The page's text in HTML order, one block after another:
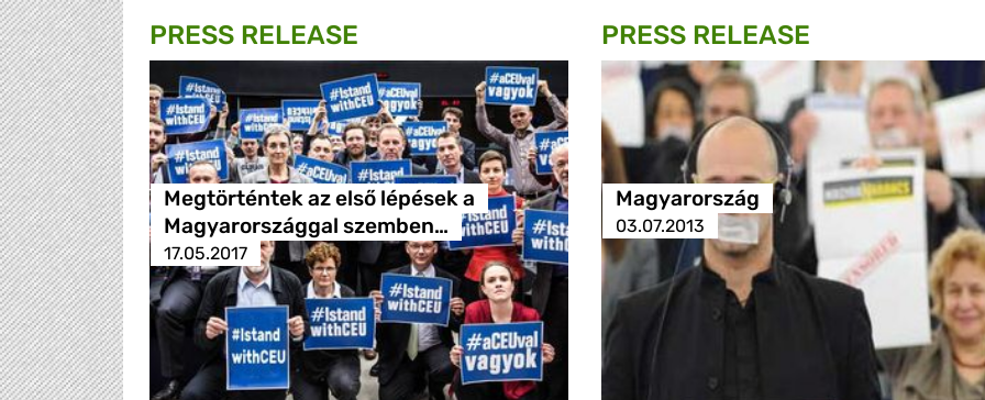
PRESS RELEASE
Megtörténtek az első lépések a
Magyarországgal szemben…
17.05.2017
PRESS RELEASE
Magyarország
03.07.2013